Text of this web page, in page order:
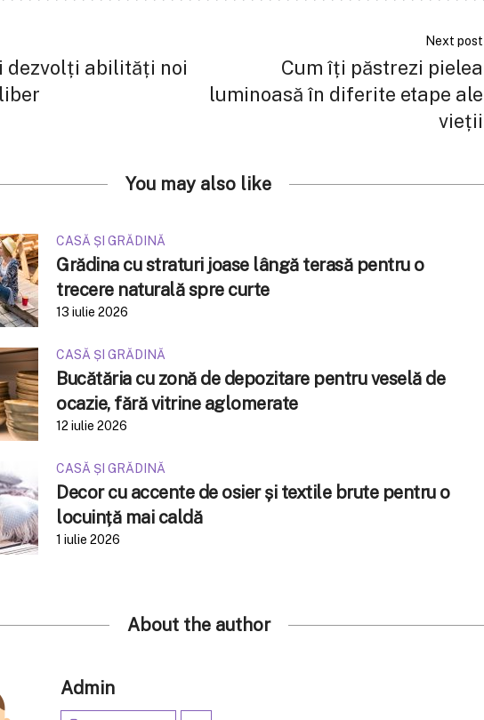
dezvolți abilități noi
Next post
Cum îți păstrezi pielea
luminoasă în diferite etape ale
vieții
You may also like
CASĂ ȘI GRĂDINĂ
Grădina cu straturi joase lângă terasă pentru o
trecere naturală spre curte
13 iulie 2026
CASĂ ȘI GRĂDINĂ
Bucătăria cu zonă de depozitare pentru veselă de
ocazie, fără vitrine aglomerate
12 iulie 2026
CASĂ ȘI GRĂDINĂ
Decor cu accente de osier și textile brute pentru o
locuință mai caldă
1 iulie 2026
About the author
Admin